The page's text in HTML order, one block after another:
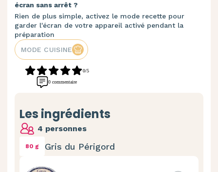
écran sans arrêt ?
Rien de plus simple, activez le mode recette pour
garder l'écran de votre appareil activé pendant la
préparation
MODE CUISINE
0/5
0 commentaire
Les ingrédients
4 personnes
80 g Gris du Périgord